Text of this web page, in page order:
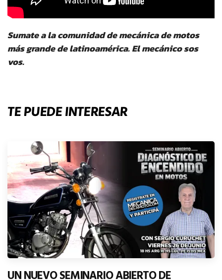
Sumate a la comunidad de mecánica de motos
más grande de latinoamérica. El mecánico sos
vos.
TE PUEDE INTERESAR
UN NUEVO SEMINARIO ABIERTO DE